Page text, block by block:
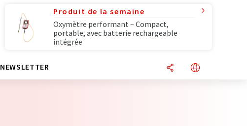
Produit de la semaine
Oxymètre performant – Compact,
portable, avec batterie rechargeable
intégrée
NEWSLETTER